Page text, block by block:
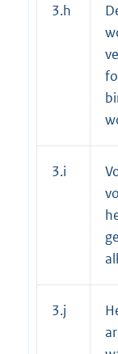
3.h
3.i
3.j